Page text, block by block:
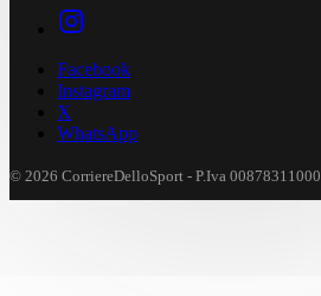
Facebook
Instagram
X
WhatsApp
© 2026 CorriereDelloSport - P.Iva 00878311000